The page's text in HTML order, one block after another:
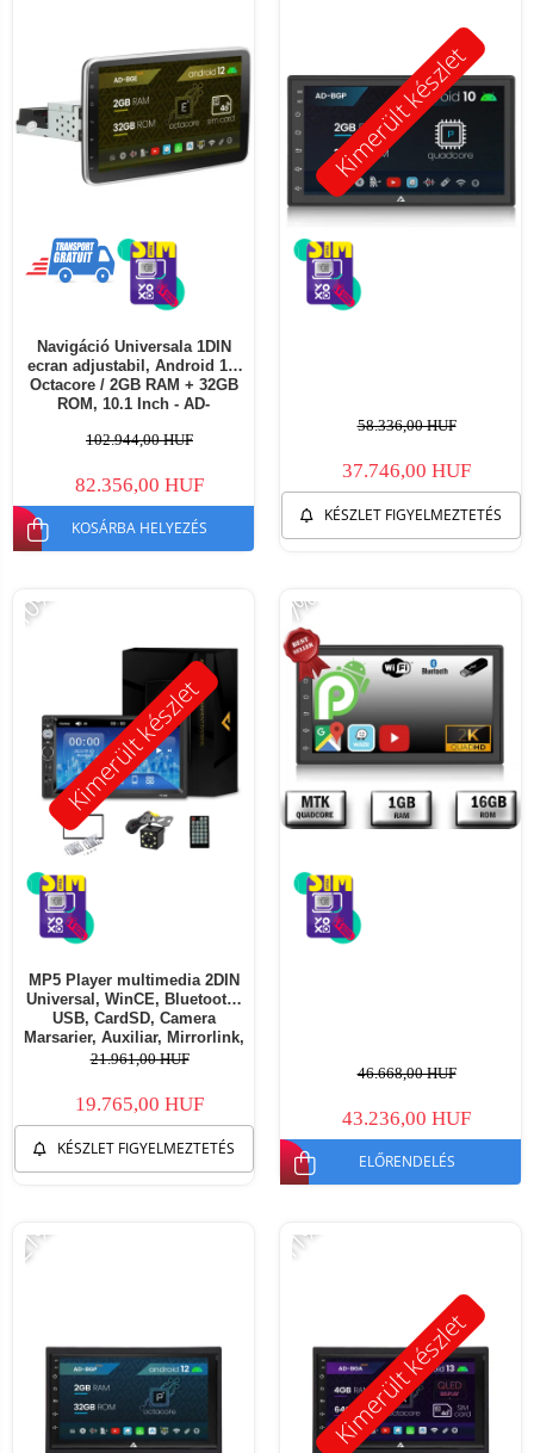
Navigáció Universala 1DIN
ecran adjustabil, Android 12,
Octacore / 2GB RAM + 32GB
ROM, 10.1 Inch - AD-
102.944,00 HUF
82.356,00 HUF
KOSÁRBA HELYEZÉS
Kimerült készlet
58.336,00 HUF
37.746,00 HUF
KÉSZLET FIGYELMEZTETÉS
Kimerült készlet
-10%
MP5 Player multimedia 2DIN
Universal, WinCE, Bluetooth,
USB, CardSD, Camera
Marsarier, Auxiliar, Mirrorlink,
Touchscreen, - AD-BGP7010b
21.961,00 HUF
19.765,00 HUF
KÉSZLET FIGYELMEZTETÉS
-7%
46.668,00 HUF
43.236,00 HUF
ELŐRENDELÉS
-21%
Kimerült készlet
-11%